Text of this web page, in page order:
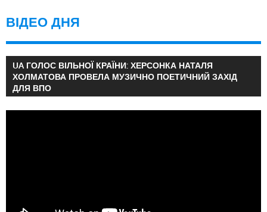
ВІДЕО ДНЯ
UA ГОЛОС ВІЛЬНОЇ КРАЇНИ: ХЕРСОНКА НАТАЛЯ
ХОЛМАТОВА ПРОВЕЛА МУЗИЧНО ПОЕТИЧНИЙ ЗАХІД
ДЛЯ ВПО